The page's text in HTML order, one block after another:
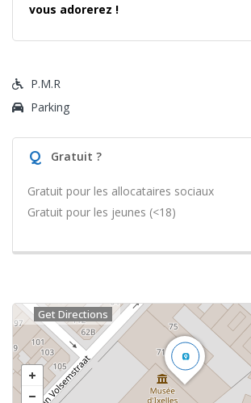
vous adorerez !
P.M.R
Parking
Q Gratuit ?
Gratuit pour les allocataires sociaux
Gratuit pour les jeunes (<18)
Get Directions